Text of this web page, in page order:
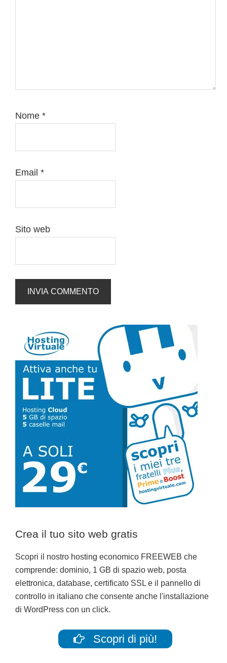
Nome *
Email *
Sito web
Barra
laterale
primaria
Crea il tuo sito web gratis
Scopri il nostro hosting economico FREEWEB che
comprende: dominio, 1 GB di spazio web, posta
elettronica, database, certificato SSL e il pannello di
controllo in italiano che consente anche l'installazione
di WordPress con un click.
Scopri di più!